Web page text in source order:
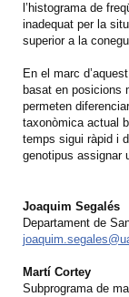
l’histograma de
inadequat per la
superior a la
En el marc
basat en posicions
permeten
taxonòmica actual
temps sigui ràpid i
genotipus assignar
Joaquim Segalés
Departament de
Martí Cortey
Subprograma de